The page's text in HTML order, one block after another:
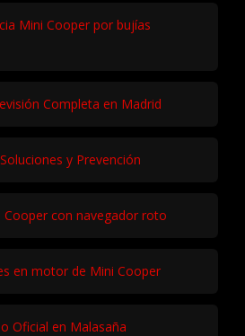
Mini Cooper por bujías
Completa en Madrid
y Prevención
Cooper con navegador roto
en motor de Mini Cooper
Oficial en Malasaña